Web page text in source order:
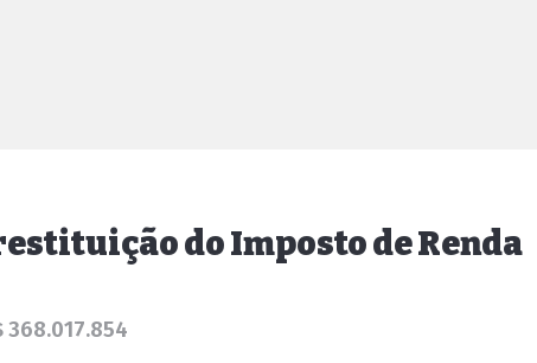
do Imposto de Renda